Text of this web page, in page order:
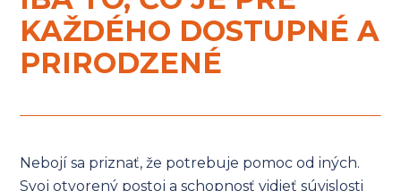
KAŽDÉHO DOSTUPNÉ A
PRIRODZENÉ
Nebojí sa priznať, že potrebuje pomoc od iných.
Svoj otvorený postoj a schopnosť vidieť súvislosti